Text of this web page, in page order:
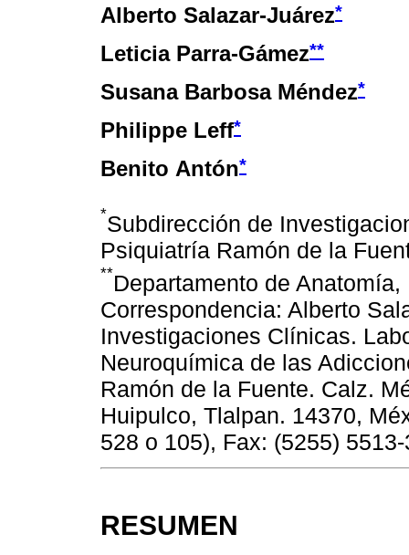
Alberto Salazar-Juárez*
Leticia Parra-Gámez**
Susana Barbosa Méndez*
Philippe Leff*
Benito Antón*
*Subdirección de
Psiquiatría Ramón de la
**Departamento de
Correspondencia: Alberto
Investigaciones Clínicas.
Neuroquímica de las
Ramón de la Fuente. Calz.
Huipulco, Tlalpan. 14370,
528 o 105), Fax: (5255)
RESUMEN